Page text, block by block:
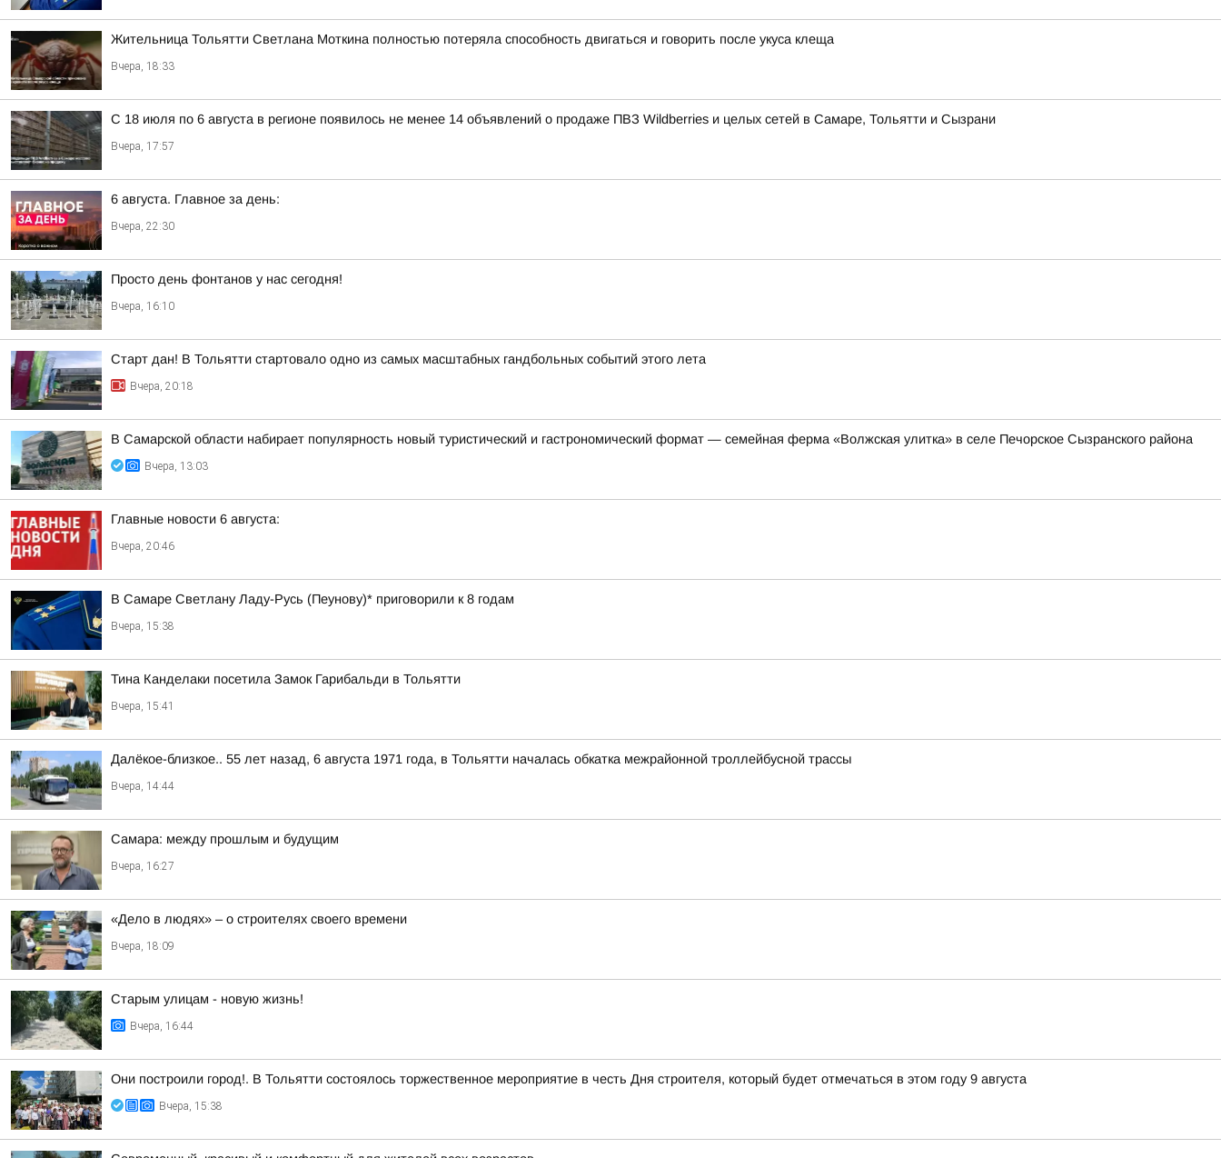
Жительница Тольятти Светлана Моткина полностью потеряла способность двигаться и говорить после укуса клеща
Вчера, 18:33
С 18 июля по 6 августа в регионе появилось не менее 14 объявлений о продаже ПВЗ Wildberries и целых сетей в Самаре, Тольятти и Сызрани
Вчера, 17:57
6 августа. Главное за день:
Вчера, 22:30
Просто день фонтанов у нас сегодня!
Вчера, 16:10
Старт дан! В Тольятти стартовало одно из самых масштабных гандбольных событий этого лета
Вчера, 20:18
В Самарской области набирает популярность новый туристический и гастрономический формат — семейная ферма «Волжская улитка» в селе Печорское Сызранского района
Вчера, 13:03
Главные новости 6 августа:
Вчера, 20:46
В Самаре Светлану Ладу-Русь (Пеунову)* приговорили к 8 годам
Вчера, 15:38
Тина Канделаки посетила Замок Гарибальди в Тольятти
Вчера, 15:41
Далёкое-близкое.. 55 лет назад, 6 августа 1971 года, в Тольятти началась обкатка межрайонной троллейбусной трассы
Вчера, 14:44
Самара: между прошлым и будущим
Вчера, 16:27
«Дело в людях» – о строителях своего времени
Вчера, 18:09
Старым улицам - новую жизнь!
Вчера, 16:44
Они построили город!. В Тольятти состоялось торжественное мероприятие в честь Дня строителя, который будет отмечаться в этом году 9 августа
Вчера, 15:38